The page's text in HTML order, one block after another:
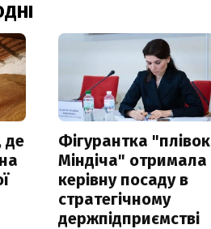
де
Фігурантка "плівок
Міндіча" отримала
керівну посаду в
стратегічному
держпідприємстві